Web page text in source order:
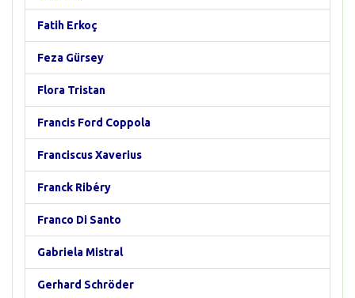
Fatih Erkoç
Feza Gürsey
Flora Tristan
Francis Ford Coppola
Franciscus Xaverius
Franck Ribéry
Franco Di Santo
Gabriela Mistral
Gerhard Schröder